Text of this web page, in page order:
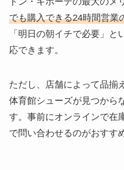
でも購入できる24時間営業
「明日の朝イチで必要」と
応できます。
ただし、店舗によって品揃
体育館シューズが見つから
す。事前にオンラインで在
で問い合わせるのがおすす